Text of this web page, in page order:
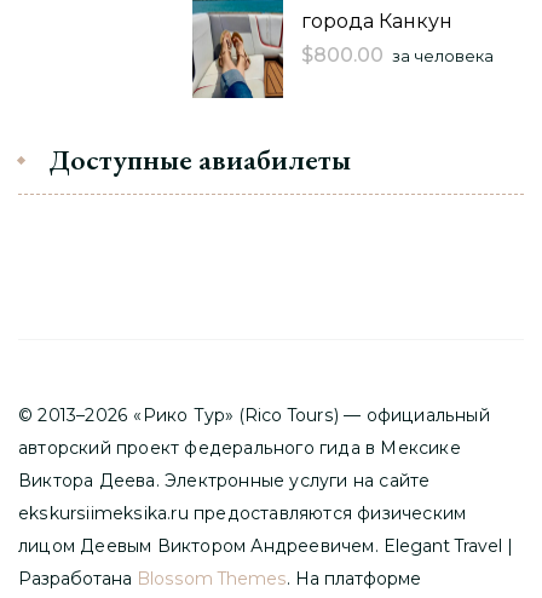
города Канкун
$800.00 за человека
Доступные авиабилеты
© 2013–2026 «Рико Тур» (Rico Tours) — официальный
авторский проект федерального гида в Мексике
Виктора Деева. Электронные услуги на сайте
ekskursiimeksika.ru предоставляются физическим
лицом Деевым Виктором Андреевичем. Elegant Travel |
Разработана Blossom Themes. На платформе